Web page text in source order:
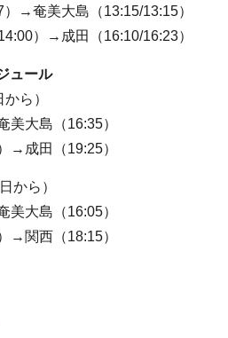
→奄美大島（13:15/13:15）
）→成田（16:10/16:23）
ュール
ら）
大島（16:35）
→成田（19:25）
から）
大島（16:05）
→関西（18:15）